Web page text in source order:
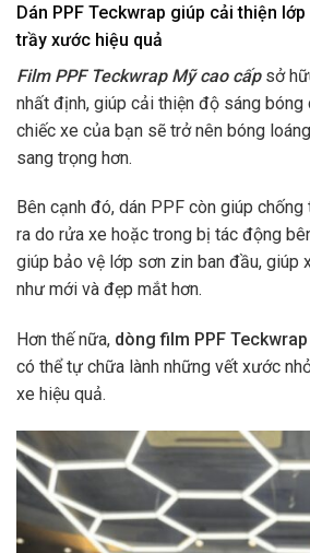
Dán PPF Teckwrap giúp cải thiện
trầy xước hiệu quả
Film PPF Teckwrap Mỹ cao cấpsở
nhất định, giúp cải thiện độ sáng bóng
chiếc xe của bạn sẽ trở nên bóng
sang trọng hơn.
Bên cạnh đó, dán PPF còn giúp
ra do rửa xe hoặc trong bị tác động
giúp bảo vệ lớp sơn zin ban đầu, giúp
như mới và đẹp mắt hơn.
Hơn thế nữa, dòng film PPF
có thể tự chữa lành những vết xước
xe hiệu quả.